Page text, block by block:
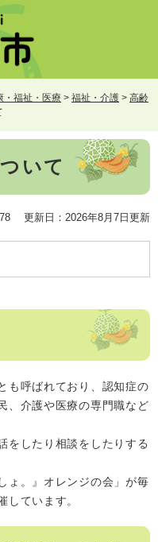
・福祉・医療 > 福祉・介護 > 高齢
いて
更新日：2026年8月7日更新
も呼ばれており、認知症の
、介護や医療の専門職など
をしたり相談をしたりする
ょ。』オレンジの会」が毎
しています。